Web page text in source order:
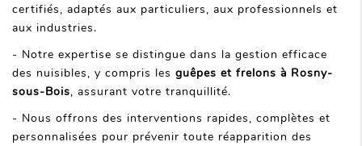
certifiés, adaptés aux particuliers, aux professionnels et
aux industries.
- Notre expertise se distingue dans la gestion efficace
des nuisibles, y compris les guêpes et frelons à Rosny-
sous-Bois, assurant votre tranquillité.
- Nous offrons des interventions rapides, complètes et
personnalisées pour prévenir toute réapparition des